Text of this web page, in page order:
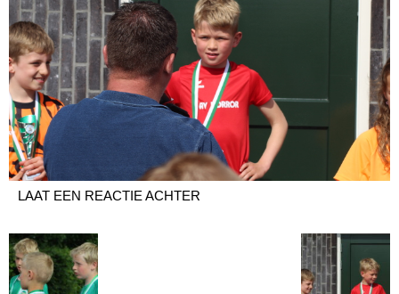
LAAT EEN REACTIE ACHTER